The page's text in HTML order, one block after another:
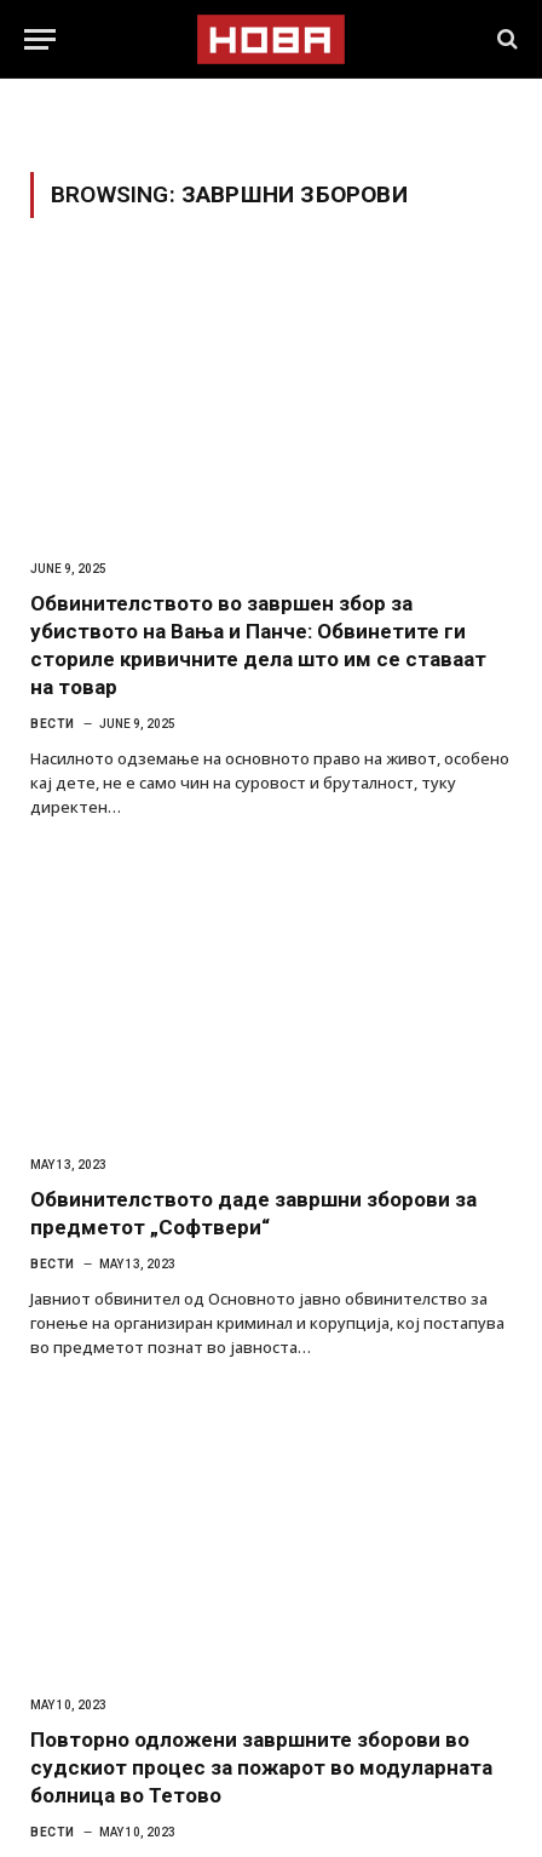
BROWSING: ЗАВРШНИ ЗБОРОВИ
JUNE 9, 2025
Обвинителството во завршен збор за
убиството на Вања и Панче: Обвинетите ги
сториле кривичните дела што им се ставаат
на товар
ВЕСТИ JUNE 9, 2025
Насилното одземање на основното право на живот, особено
кај дете, не е само чин на суровост и бруталност, туку
директен…
MAY 13, 2023
Обвинителството даде завршни зборови за
предметот „Софтвери“
ВЕСТИ MAY 13, 2023
Jавниот обвинител од Основното јавно обвинителство за
гонење на организиран криминал и корупција, кој постапува
во предметот познат во јавноста…
MAY 10, 2023
Повторно одложени завршните зборови во
судскиот процес за пожарот во модуларната
болница во Тетово
ВЕСТИ MAY 10, 2023